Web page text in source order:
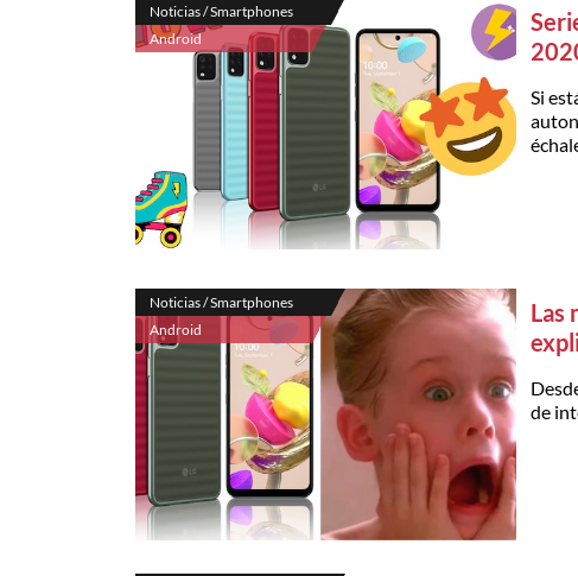
Noticias / Smartphones
Android
Si
Noticias / Smartphones
Android
Las
de